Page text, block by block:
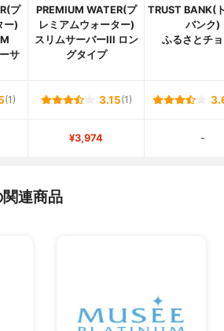
プ
ー)
サ
PREMIUM WATER(プ
レミアムウォーター)
スリムサーバーIII ロン
グタイプ
TRUST BANK(
バンク)
ふるさとチ
(1) 3.15(1)
¥3,974 -
連商品